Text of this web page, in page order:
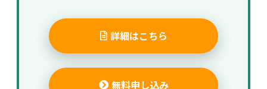
詳細はこちら
無料申し込み